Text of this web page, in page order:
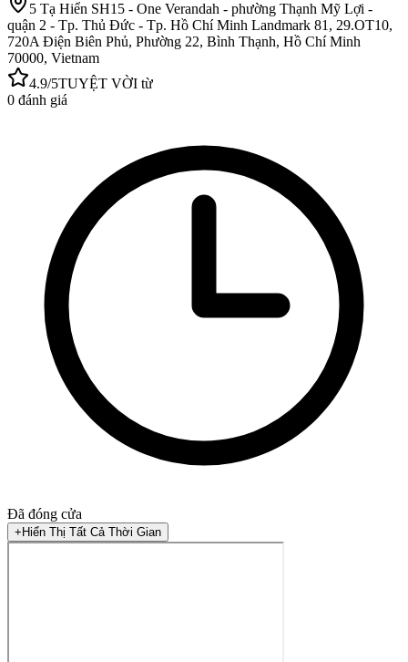
5 Tạ Hiển SH15 - One Verandah - phường Thạnh Mỹ Lợi -
quận 2 - Tp. Thủ Đức - Tp. Hồ Chí Minh Landmark 81, 29.OT10,
720A Điện Biên Phủ, Phường 22, Bình Thạnh, Hồ Chí Minh
70000, Vietnam
4.9/5TUYỆT VỜI từ
0 đánh giá
Đã đóng cửa
+ Hiển Thị Tất Cả Thời Gian